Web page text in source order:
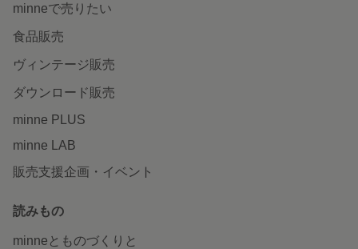
minneで売りたい
食品販売
ヴィンテージ販売
ダウンロード販売
minne PLUS
minne LAB
販売支援企画・イベント
読みもの
minneとものづくりと